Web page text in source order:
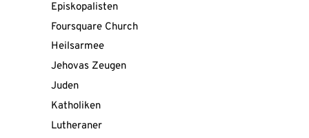
Episkopalisten
Foursquare Church
Heilsarmee
Jehovas Zeugen
Juden
Katholiken
Lutheraner